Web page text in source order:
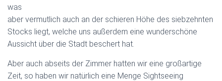
was
aber vermutlich auch an der schieren Höhe des siebzehnten
Stocks liegt, welche uns außerdem eine wunderschöne
Aussicht über die Stadt beschert hat.
Aber auch abseits der Zimmer hatten wir eine großartige
Zeit, so haben wir natürlich eine Menge Sightseeing